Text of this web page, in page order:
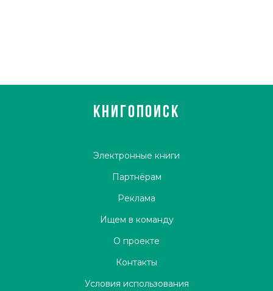
КНИГОПОИСК
Электронные книги
Партнёрам
Реклама
Ищем в команду
О проекте
Контакты
Условия использования